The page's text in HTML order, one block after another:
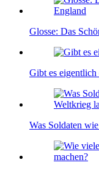
Glosse: Das
Gibt es
Was Soldaten